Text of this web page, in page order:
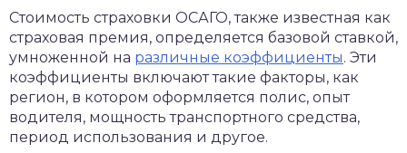
Стоимость страховки ОСАГО, также известная как
страховая премия, определяется базовой ставкой,
умноженной на различные коэффициенты. Эти
коэффициенты включают такие факторы, как
регион, в котором оформляется полис, опыт
водителя, мощность транспортного средства,
период использования и другое.